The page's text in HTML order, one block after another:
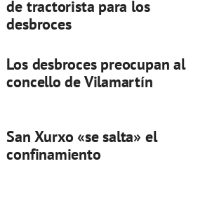
de tractorista para los
desbroces
Los desbroces preocupan al
concello de Vilamartín
San Xurxo «se salta» el
confinamiento